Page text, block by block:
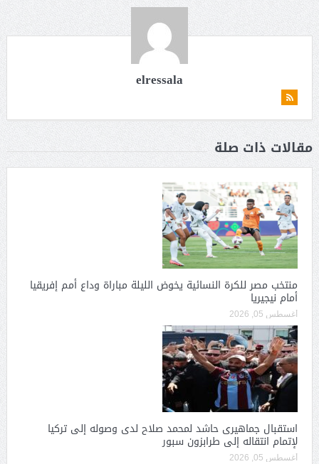
elressala
مقالات ذات صلة
منتخب مصر للكرة النسائية يخوض الليلة مباراة وداع أمم إفريقيا
أمام نيجيريا
أغسطس 05, 2026
استقبال جماهيرى حاشد لمحمد صلاح لدى وصوله إلى تركيا
لإتمام انتقاله إلى طرابزون سبور
أغسطس 05, 2026